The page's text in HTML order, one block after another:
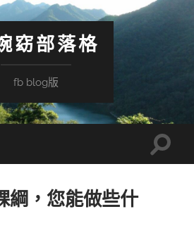
窈部落格
fb blog版
Toggle
綱，您能做些什